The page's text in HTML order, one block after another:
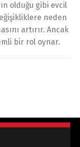
olduğu gibi evcil
neden
artırır. Ancak
bir rol oynar.